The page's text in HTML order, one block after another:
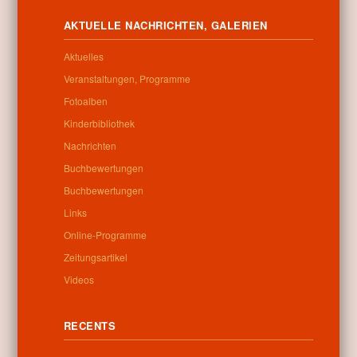
Környezetvédelmi Támogatására elnevezésű nonprofit szervezet a
nevében megjelölt célokra. Elsőként 1993. június 30-ig fogadta
azokat a kérelmeket.
Letöltés
0
Verwandte beiträge
No related posts found
Categories:Allgemein
AKTUELLE NACHRICHTEN, GALERIEN
Aktuelles
Veranstaltungen, Programme
Fotoalben
Kinderbibliothek
Nachrichten
Buchbewertungen
Buchbewertungen
Links
Online-Programme
Zeitungsartikel
Videos
RECENTS